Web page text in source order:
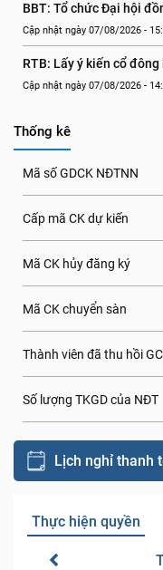
BBT: Tổ chức Đại hội
Cập nhật ngày 07/08/2026 -
RTB: Lấy ý kiến cổ
Cập nhật ngày 07/08/2026 -
Thống kê
Mã số GDCK NĐTNN
Cấp mã CK dự kiến
Mã CK hủy đăng ký
Mã CK chuyển sàn
Thành viên đã thu hồi
Số lượng TKGD của NĐT
Lịch nghỉ thanh
Thực hiện quyền